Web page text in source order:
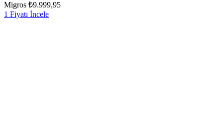
Migros ₺9.999,95
1 Fiyatı İncele